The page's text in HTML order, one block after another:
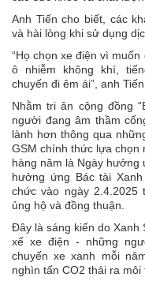
Anh Tiến cho biết, các
và hài lòng khi sử dụng
“Họ chọn xe điện vì
ô nhiễm không khí,
chuyến đi êm ái”, anh
Nhằm tri ân cộng đồng
người đang âm thầm
lành hơn thông qua
GSM chính thức lựa chọn
hàng năm là Ngày hưởng
hưởng ứng Bác tài
chức vào ngày
ủng hộ và đồng thuận.
Đây là sáng kiến do Xanh
xế xe điện - những
chuyến xe xanh mỗi
nghìn tấn CO2 thải ra môi